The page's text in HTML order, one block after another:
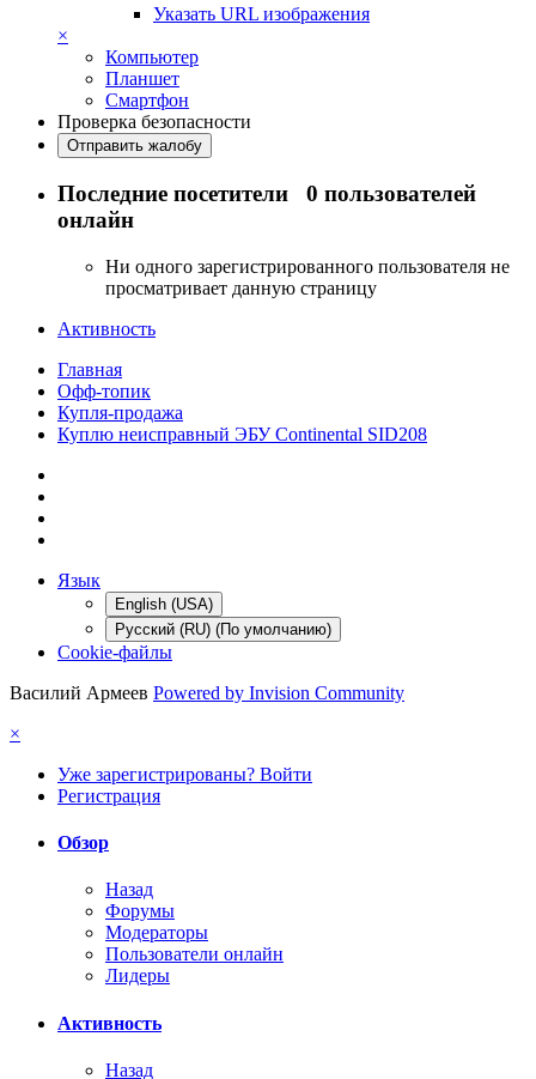
Указать URL изображения
×
Компьютер
Планшет
Смартфон
Проверка безопасности
Отправить жалобу
Последние посетители 0 пользователей
онлайн
Ни одного зарегистрированного пользователя не
просматривает данную страницу
Активность
Главная
Офф-топик
Купля-продажа
Куплю неисправный ЭБУ Continental SID208
Язык
English (USA)
Русский (RU) (По умолчанию)
Cookie-файлы
Василий Армеев Powered by Invision Community
×
Уже зарегистрированы? Войти
Регистрация
Обзор
Назад
Форумы
Модераторы
Пользователи онлайн
Лидеры
Активность
Назад